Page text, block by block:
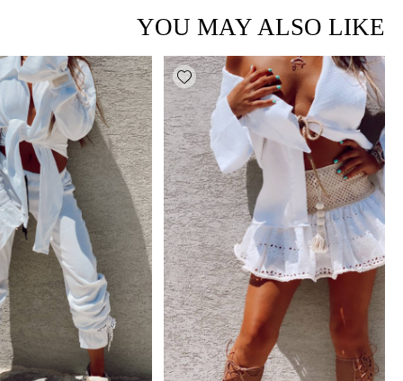
YOU MAY ALSO LIKE
Add wishlist